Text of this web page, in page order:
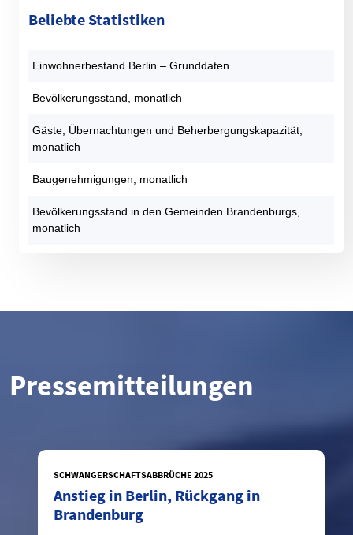
Beliebte Statistiken
Einwohnerbestand Berlin – Grunddaten
Bevölkerungsstand, monatlich
Gäste, Übernachtungen und Beherbergungskapazität,
monatlich
Baugenehmigungen, monatlich
Bevölkerungsstand in den Gemeinden Brandenburgs,
monatlich
Pressemitteilungen
SCHWANGERSCHAFTSABBRÜCHE 2025
Anstieg in Berlin, Rückgang in
Brandenburg